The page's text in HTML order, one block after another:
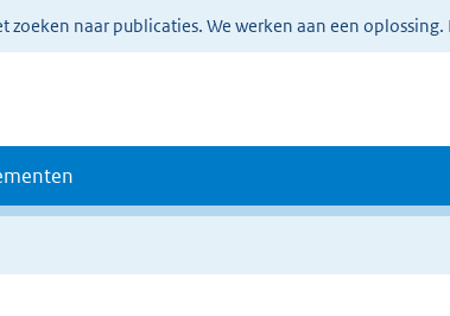
naar publicaties. We werken aan een oplossing.